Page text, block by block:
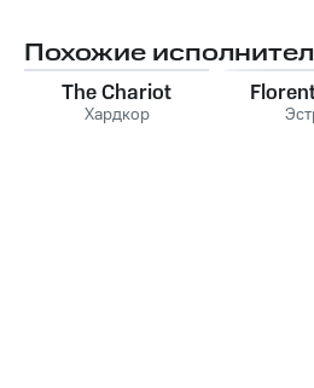
Похожие
The Chariot
Хардкор